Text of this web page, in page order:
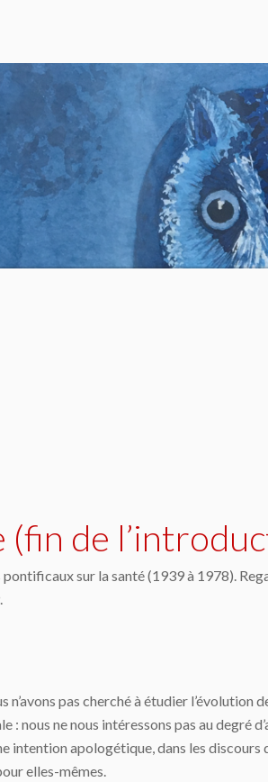
(fin de
sur la santé (1939 à 1978).
pas cherché à étudier l’évolution
nous ne nous intéressons pas au degré
intention apologétique, dans les
elles-mêmes.